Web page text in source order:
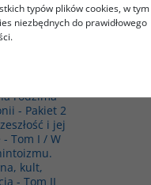
rodzima
- Pakiet 2
i jej
Tom I / W
kult,
- Tom II
typów plików cookies, w tym
niezbędnych do prawidłowego